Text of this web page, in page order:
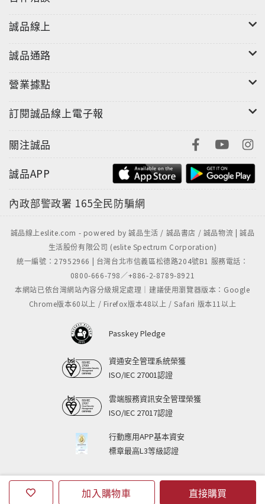
加入購物車 直接購買
誠品線上
誠品通路
營業據點
訂閱誠品線上電子報
關注誠品
誠品APP
內政部警政署 165全民防騙網
誠品線上eslite.com - powered by 誠品生活 / 誠品書店 / 誠品物流 | 誠品
生活股份有限公司 (eslite Spectrum Corporation)
統一編號：27952966 | 台灣台北市信義區松德路204號B1 服務電話：
0800-666-798／+886-2-8789-8921
本網站已依台灣網站內容分級規定處理｜建議使用瀏覽器版本：Google
Chrome版本60以上 / Firefox版本48以上 / Safari 版本11以上
Passkey Pledge
資通安全管理系統榮獲
ISO/IEC 27001認證
雲端服務資訊安全管理榮獲
ISO/IEC 27017認證
行動應用APP基本資安
標章最高L3等級認證